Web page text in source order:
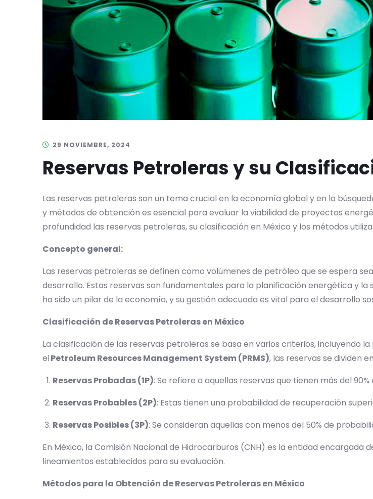
29 NOVIEMBRE, 2024
Reservas Petroleras y su
Las reservas petroleras son un tema crucial en la economía global y en la
y métodos de obtención es esencial para evaluar la viabilidad de proyectos
profundidad las reservas petroleras, su clasificación en México y los métodos
Concepto general:
Las reservas petroleras se definen como volúmenes de petróleo que se espera
desarrollo. Estas reservas son fundamentales para la planificación energética y
ha sido un pilar de la economía, y su gestión adecuada es vital para el desarrollo
Clasificación de Reservas Petroleras en México
La clasificación de las reservas petroleras se basa en varios criterios, incluyendo
elPetroleum Resources Management System (PRMS), las reservas se dividen
Reservas Probadas (1P): Se refiere a aquellas reservas que tienen más del
Reservas Probables (2P): Estas tienen una probabilidad de recuperación
Reservas Posibles (3P): Se consideran aquellas con menos del 50% de
En México, la Comisión Nacional de Hidrocarburos (CNH) es la entidad
lineamientos establecidos para su evaluación.
Métodos para la Obtención de Reservas Petroleras en México